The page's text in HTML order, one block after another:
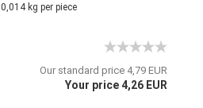
0,014kg per piece
Our standard price 4,79 EUR
Your price 4,26 EUR